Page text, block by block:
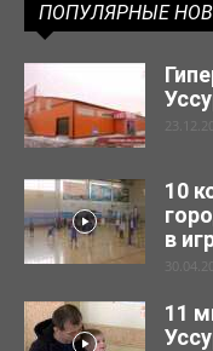
ПОПУЛЯРНЫЕ
10
в
11